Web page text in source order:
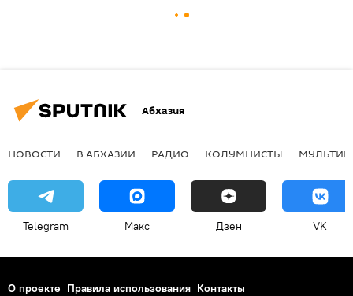
Абхазия
НОВОСТИ В АБХАЗИИ РАДИО КОЛУМНИСТЫ
Telegram Макс Дзен VK
О проекте Правила использования Контакты